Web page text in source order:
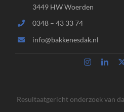
3449 HW Woerden
0348 – 43 33 74
info@bakkenesdak.nl
Resultaatgericht onderzoek van